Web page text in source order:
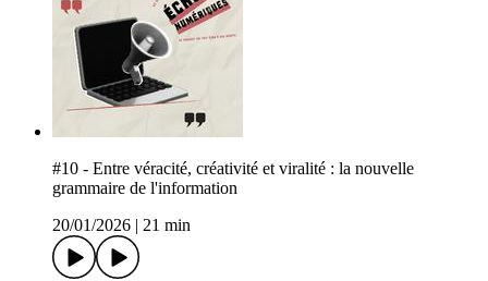
#10 - Entre véracité, créativité et viralité : la nouvelle
grammaire de l'information
20/01/2026 | 21 min